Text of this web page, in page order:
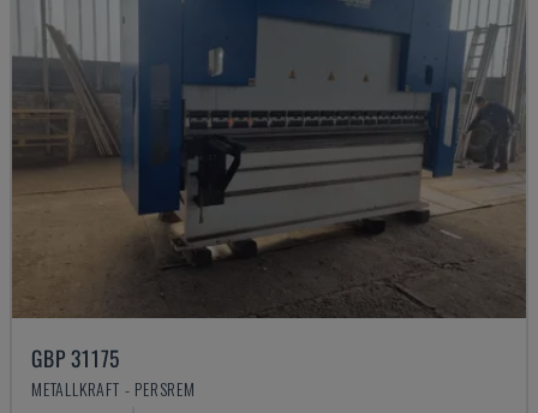
GBP 31175
METALLKRAFT - PERSREM